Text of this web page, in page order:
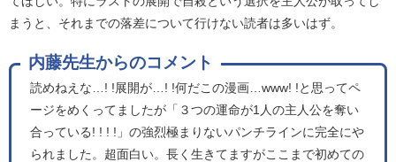
まうと、それまでの落差について行けない読者は多いはず。
内藤先生からのコメント
読めねえな…! !展開が…! !何だこの漫画…www! !と思ってペ
ージをめくってましたが「３つの運命が1人の主人公を奪い
合っている! ! ! !」の強烈極まりないパンチラインに完全にや
られました。超面白い。長く生きてますがここまで初めての